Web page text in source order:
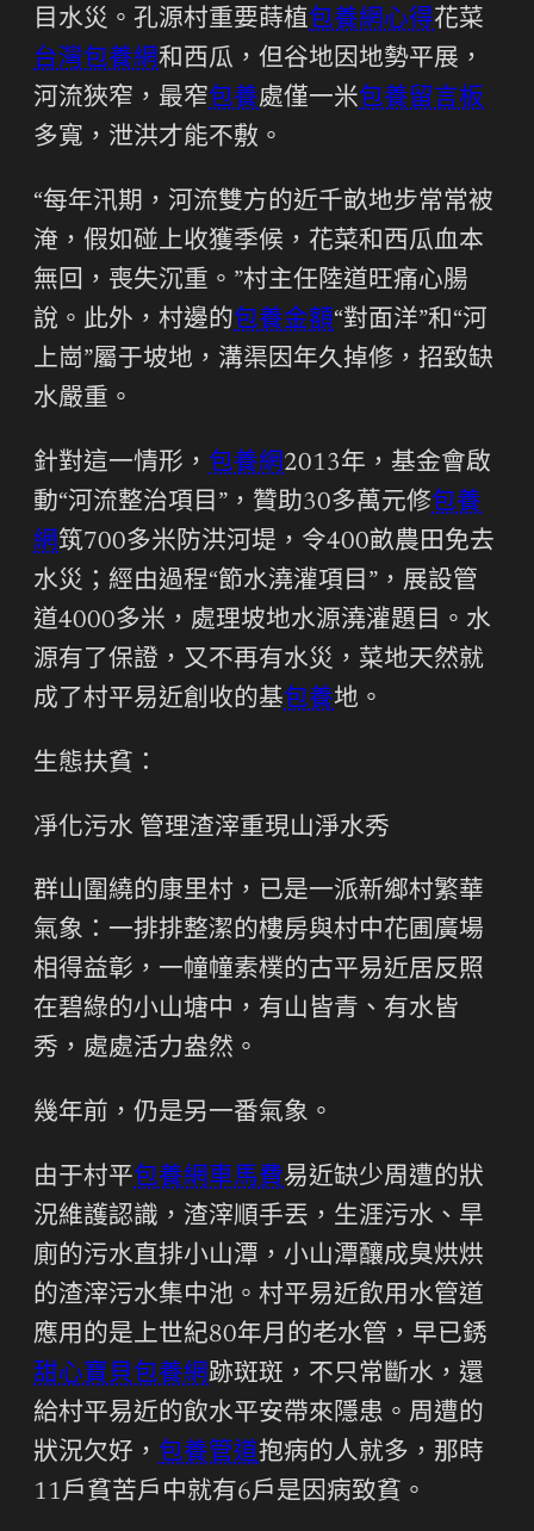
目水災。孔源村重要蒔植包養網心得花菜
台灣包養網和西瓜，但谷地因地勢平展，
河流狹窄，最窄包養處僅一米包養留言板
多寬，泄洪才能不敷。
“每年汛期，河流雙方的近千畝地步常常被
淹，假如碰上收獲季候，花菜和西瓜血本
無回，喪失沉重。”村主任陸道旺痛心腸
說。此外，村邊的包養金額“對面洋”和“河
上崗”屬于坡地，溝渠因年久掉修，招致缺
水嚴重。
針對這一情形， 包養網2013年，基金會啟
動“河流整治項目”，贊助30多萬元修包養
網筑700多米防洪河堤，令400畝農田免去
水災；經由過程“節水澆灌項目”，展設管
道4000多米，處理坡地水源澆灌題目。水
源有了保證，又不再有水災，菜地天然就
成了村平易近創收的基包養地。
生態扶貧：
凈化污水 管理渣滓重現山淨水秀
群山圍繞的康里村，已是一派新鄉村繁華
氣象：一排排整潔的樓房與村中花圃廣場
相得益彰，一幢幢素樸的古平易近居反照
在碧綠的小山塘中，有山皆青、有水皆
秀，處處活力盎然。
幾年前，仍是另一番氣象。
由于村平包養網車馬費易近缺少周遭的狀
況維護認識，渣滓順手丟，生涯污水、旱
廁的污水直排小山潭，小山潭釀成臭烘烘
的渣滓污水集中池。村平易近飲用水管道
應用的是上世紀80年月的老水管，早已銹
甜心寶貝包養網跡斑斑，不只常斷水，還
給村平易近的飲水平安帶來隱患。周遭的
狀況欠好， 包養管道抱病的人就多，那時
11戶貧苦戶中就有6戶是因病致貧。